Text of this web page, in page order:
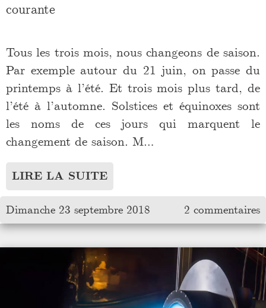
courante
Tous les trois mois, nous changeons de saison.
Par exemple autour du 21 juin, on passe du
printemps à l’été. Et trois mois plus tard, de
l’été à l’automne. Solstices et équinoxes sont
les noms de ces jours qui marquent le
changement de saison. M…
LIRE LA SUITE
Dimanche 23 septembre 2018 2 commentaires